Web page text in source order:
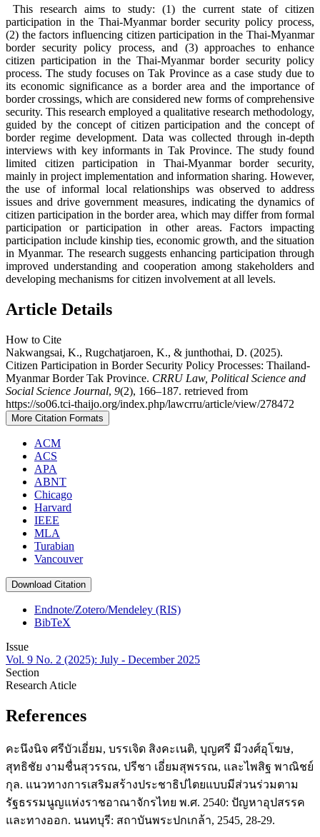
This research aims to study: (1) the current state of citizen
participation in the Thai-Myanmar border security policy process,
(2) the factors influencing citizen participation in the Thai-Myanmar
border security policy process, and (3) approaches to enhance
citizen participation in the Thai-Myanmar border security policy
process. The study focuses on Tak Province as a case study due to
its economic significance as a border area and the importance of
border crossings, which are considered new forms of comprehensive
security. This research employed a qualitative research methodology,
guided by the concept of citizen participation and the concept of
border regime development. Data was collected through in-depth
interviews with key informants in Tak Province. The study found
limited citizen participation in Thai-Myanmar border security,
mainly in project implementation and information sharing. However,
the use of informal local relationships was observed to address
issues and drive government measures, indicating the dynamics of
citizen participation in the border area, which may differ from formal
participation or participation in other areas. Factors impacting
participation include kinship ties, economic growth, and the situation
in Myanmar. The research suggests enhancing participation through
improved understanding and cooperation among stakeholders and
developing mechanisms for citizen involvement at all levels.
Article Details
How to Cite
Nakwangsai, K., Rugchatjaroen, K., & junthothai, D. (2025).
Citizen Participation in Border Security Policy Processes: Thailand-
Myanmar Border Tak Province. CRRU Law, Political Science and
Social Science Journal, 9(2), 166–187. retrieved from
https://so06.tci-thaijo.org/index.php/lawcrru/article/view/278472
More Citation Formats
ACM
ACS
APA
ABNT
Chicago
Harvard
IEEE
MLA
Turabian
Vancouver
Download Citation
Endnote/Zotero/Mendeley (RIS)
BibTeX
Issue
Vol. 9 No. 2 (2025): July - December 2025
Section
Research Aticle
References
คะนึงนิจ ศรีบัวเอี่ยม, บรรเจิด สิงคะเนติ, บุญศรี มีวงศ์อุโฆษ,
สุทธิชัย งามชื่นสุวรรณ, ปรีชา เอี่ยมสุพรรณ, และไพสิฐ พาณิชย์
กุล. แนวทางการเสริมสร้างประชาธิปไตยแบบมีส่วนร่วมตาม
รัฐธรรมนูญแห่งราชอาณาจักรไทย พ.ศ. 2540: ปัญหาอุปสรรค
และทางออก. นนทบุรี: สถาบันพระปกเกล้า, 2545, 28-29.